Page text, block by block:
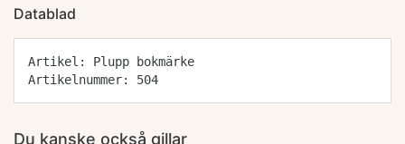
Datablad
Artikel: Plupp bokmärke
Artikelnummer: 504
Du kanske också gillar